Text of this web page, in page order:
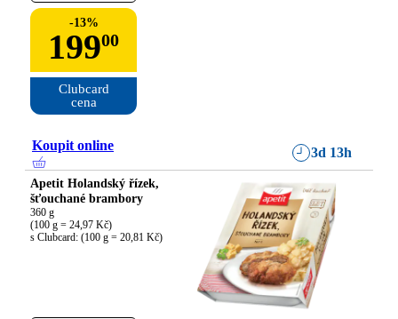
-13%
19900
Clubcard
cena
Koupit online 3d 13h
Apetit Holandský řízek,
šťouchané brambory
360 g
(100 g = 24,97 Kč)
s Clubcard: (100 g = 20,81 Kč)